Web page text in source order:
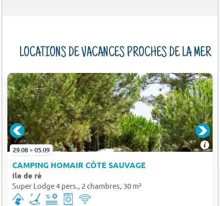
LOCATIONS DE VACANCES PROCHES DE LA MER
PLAGE
29.08 > 05.09
CAMPING HOMAIR CÔTE SAUVAGE
Ile de ré
Super Lodge 4 pers., 2 chambres, 30 m²